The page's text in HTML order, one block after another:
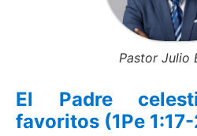
Pastor Julio
El Padre
favoritos (1Pe